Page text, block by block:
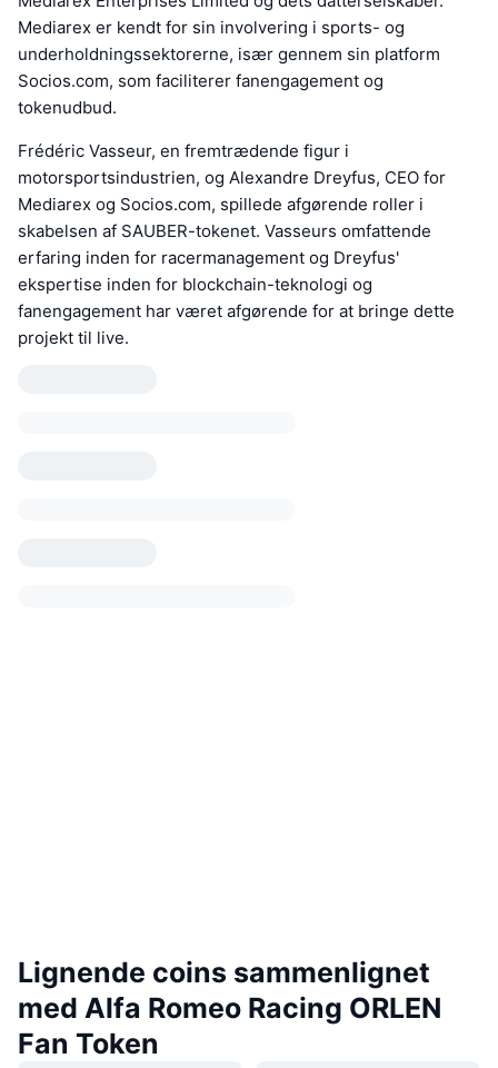
Mediarex er kendt for sin involvering i sports- og
underholdningssektorerne, især gennem sin platform
Socios.com, som faciliterer fanengagement og
tokenudbud.
Frédéric Vasseur, en fremtrædende figur i
motorsportsindustrien, og Alexandre Dreyfus, CEO for
Mediarex og Socios.com, spillede afgørende roller i
skabelsen af SAUBER-tokenet. Vasseurs omfattende
erfaring inden for racermanagement og Dreyfus'
ekspertise inden for blockchain-teknologi og
fanengagement har været afgørende for at bringe dette
projekt til live.
Lignende coins sammenlignet
med Alfa Romeo Racing ORLEN
Fan Token